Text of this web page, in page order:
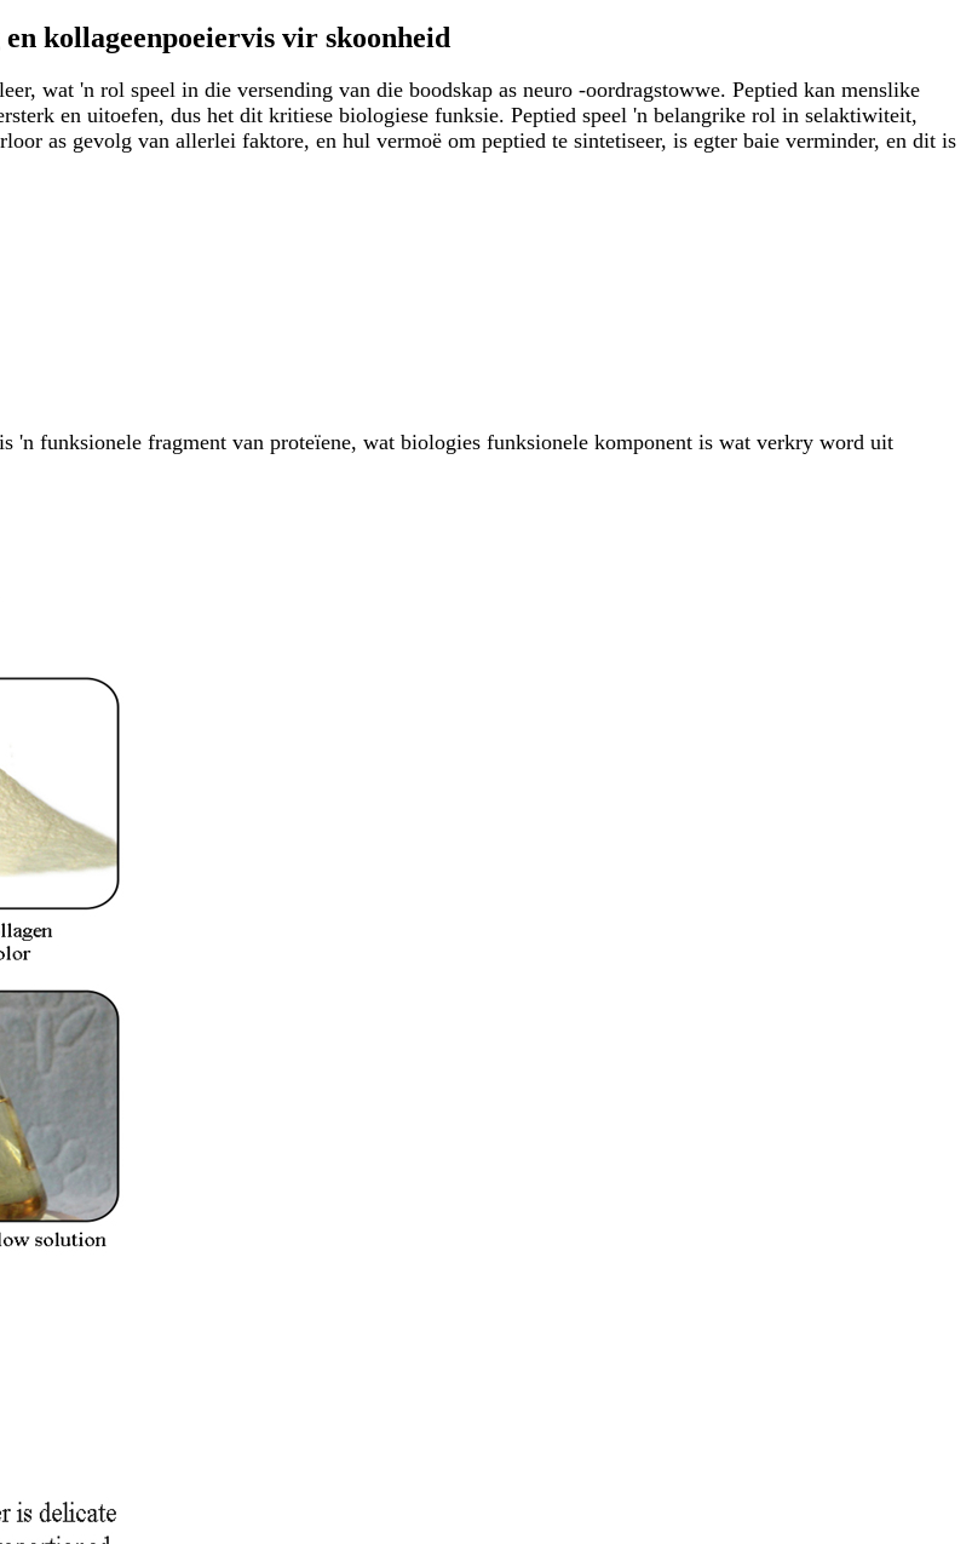
kollageenpoeiervis vir skoonheid
wat 'n rol speel in die versending van die boodskap as neuro -oordragstowwe. Peptied kan menslike
en uitoefen, dus het dit kritiese biologiese funksie. Peptied speel 'n belangrike rol in selaktiwiteit,
as gevolg van allerlei faktore, en hul vermoë om peptied te sintetiseer, is egter baie verminder, en dit is
'n funksionele fragment van proteïene, wat biologies funksionele komponent is wat verkry word uit